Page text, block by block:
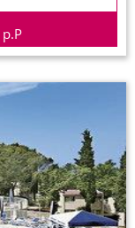
p.P